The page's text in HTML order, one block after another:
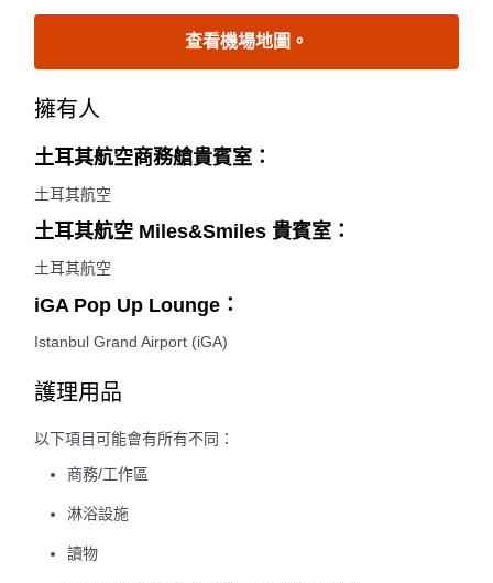
查看機場地圖。
擁有人
土耳其航空商務艙貴賓室：
土耳其航空
土耳其航空 Miles&Smiles 貴賓室：
土耳其航空
iGA Pop Up Lounge：
Istanbul Grand Airport (iGA)
護理用品
以下項目可能會有所有不同：
商務/工作區
淋浴設施
讀物